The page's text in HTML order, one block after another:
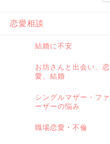
恋愛相談
結婚に不安
お坊さんと出会い、恋
愛、結婚
シングルマザー・ファ
ーザーの悩み
職場恋愛・不倫